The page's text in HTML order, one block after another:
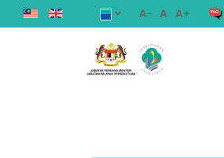
A- A A+